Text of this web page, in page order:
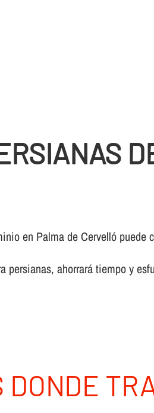
en Palma de Cervelló
persianas, ahorrará tiempo y
DONDE